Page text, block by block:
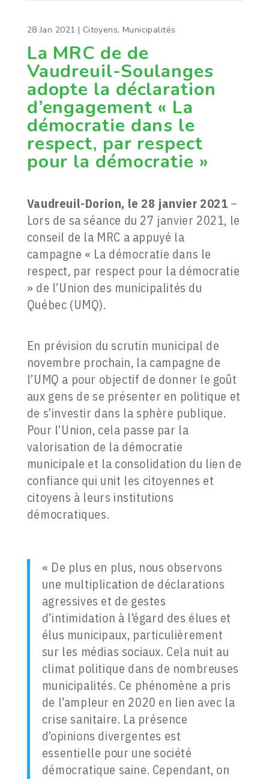
La MRC de de
Vaudreuil-Soulanges
adopte la déclaration
d’engagement « La
démocratie dans le
respect, par respect
pour la démocratie »
28 Jan 2021 | Citoyens, Municipalités
Vaudreuil-Dorion, le 28 janvier 2021 –
Lors de sa séance du 27 janvier 2021, le
conseil de la MRC a appuyé la
campagne « La démocratie dans le
respect, par respect pour la démocratie
» de l’Union des municipalités du
Québec (UMQ).
En prévision du scrutin municipal de
novembre prochain, la campagne de
l’UMQ a pour objectif de donner le goût
aux gens de se présenter en politique et
de s’investir dans la sphère publique.
Pour l’Union, cela passe par la
valorisation de la démocratie
municipale et la consolidation du lien de
confiance qui unit les citoyennes et
citoyens à leurs institutions
démocratiques.
« De plus en plus, nous observons
une multiplication de déclarations
agressives et de gestes
d’intimidation à l’égard des élues et
élus municipaux, particulièrement
sur les médias sociaux. Cela nuit au
climat politique dans de nombreuses
municipalités. Ce phénomène a pris
de l’ampleur en 2020 en lien avec la
crise sanitaire. La présence
d’opinions divergentes est
essentielle pour une société
démocratique saine. Cependant, on